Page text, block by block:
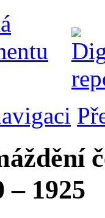
– 1925